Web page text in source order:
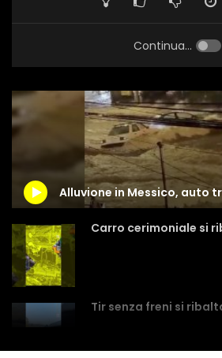
Continua...
Carro cerimoniale si
Tir senza freni si